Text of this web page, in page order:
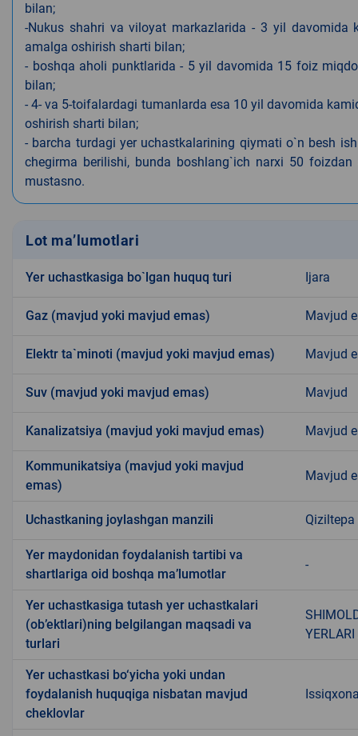
bilan;
-Nukus shahri va viloyat markazlarida - 3 yil
amalga oshirish sharti bilan;
- boshqa aholi punktlarida - 5 yil davomida 15 foiz
bilan;
- 4- va 5-toifalardagi tumanlarda esa 10 yil davomida
oshirish sharti bilan;
- barcha turdagi yer uchastkalarining qiymati o`n besh
chegirma berilishi, bunda boshlang`ich narxi 50
mustasno.
Lot ma’lumotlari
Yer uchastkasiga bo`lgan huquq turi Ijara
Gaz (mavjud yoki mavjud emas) Mavjud
Elektr ta`minoti (mavjud yoki mavjud emas) Mavjud
Suv (mavjud yoki mavjud emas) Mavjud
Kanalizatsiya (mavjud yoki mavjud emas) Mavjud
Kommunikatsiya (mavjud yoki mavjud
emas)
Mavjud
Uchastkaning joylashgan manzili Qiziltepa
Yer maydonidan foydalanish tartibi va
shartlariga oid boshqa ma’lumotlar
-
Yer uchastkasiga tutash yer uchastkalari
(ob’ektlari)ning belgilangan maqsadi va
turlari
Yer uchastkasi bo‘yicha yoki undan
foydalanish huquqiga nisbatan mavjud
cheklovlar